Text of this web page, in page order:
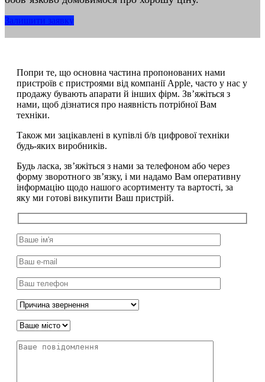
Залишити заявку
Попри те, що основна частина пропонованих нами
пристроїв є пристроями від компанії Apple, часто у нас у
продажу бувають апарати й інших фірм. Зв’яжіться з
нами, щоб дізнатися про наявність потрібної Вам
техніки.
Також ми зацікавлені в купівлі б/в цифрової техніки
будь-яких виробників.
Будь ласка, зв’яжіться з нами за телефоном або через
форму зворотного зв’язку, і ми надамо Вам оперативну
інформацію щодо нашого асортименту та вартості, за
яку ми готові викупити Ваш пристрій.